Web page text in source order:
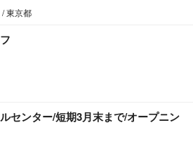
東京都
センター/短期3月末まで/オープニン